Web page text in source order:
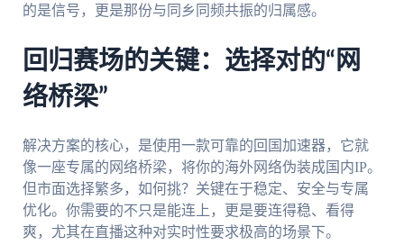
的是信号，更是那份与同乡同频共振的归属感。
回归赛场的关键：选择对的“网
络桥梁”
解决方案的核心，是使用一款可靠的回国加速器，它就
像一座专属的网络桥梁，将你的海外网络伪装成国内IP。
但市面选择繁多，如何挑？关键在于稳定、安全与专属
优化。你需要的不只是能连上，更是要连得稳、看得
爽，尤其在直播这种对实时性要求极高的场景下。